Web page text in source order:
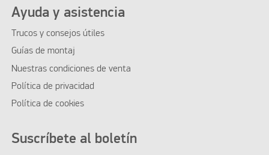
Ayuda y asistencia
Trucos y consejos útiles
Guías de montaj
Nuestras condiciones de venta
Política de privacidad
Política de cookies
Suscríbete al boletín